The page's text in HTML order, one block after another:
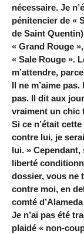
nécessaire. Je
pénitencier de «
de Saint
« Grand Rouge
« Sale Rouge ».
m’attendre,
Il ne m’aime
pas. Il dit aux
vraiment un chic
Si ce n’était
contre lui, je
lui. »
liberté
dossier, vous ne
contre moi, en
comté
Je n’ai pas été
plaidé « non-